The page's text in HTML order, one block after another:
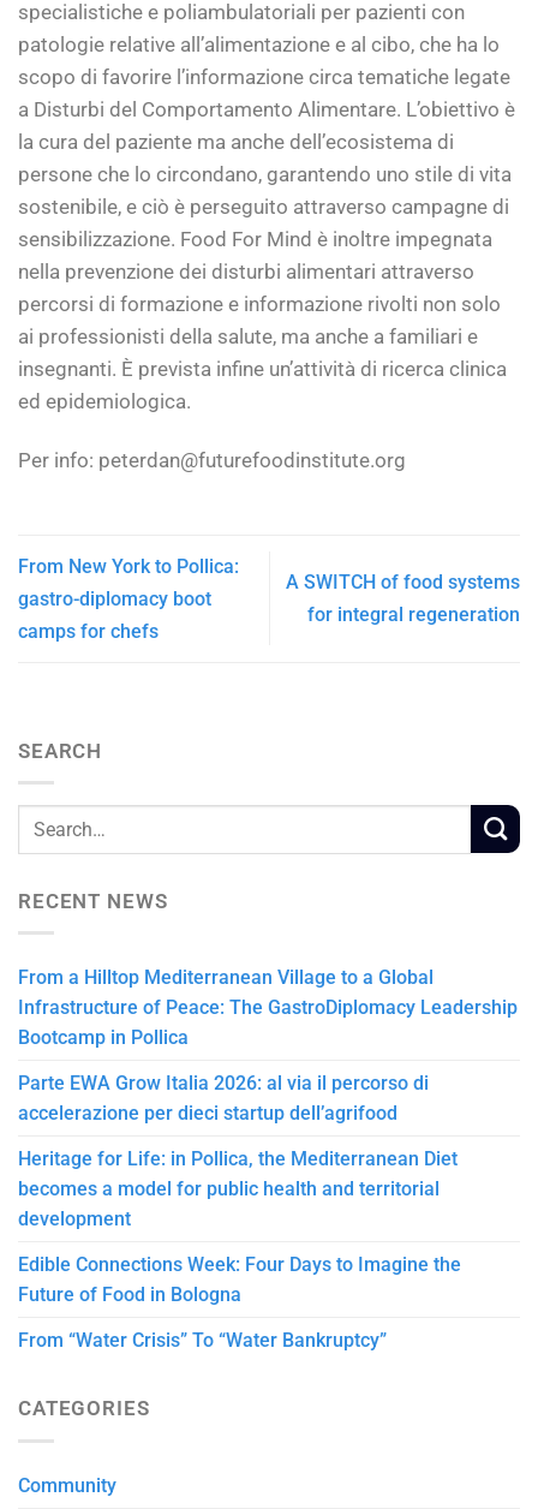
specialistiche e poliambulatoriali per pazienti con
patologie relative all’alimentazione e al cibo, che ha lo
scopo di favorire l’informazione circa tematiche legate
a Disturbi del Comportamento Alimentare. L’obiettivo è
la cura del paziente ma anche dell’ecosistema di
persone che lo circondano, garantendo uno stile di vita
sostenibile, e ciò è perseguito attraverso campagne di
sensibilizzazione. Food For Mind è inoltre impegnata
nella prevenzione dei disturbi alimentari attraverso
percorsi di formazione e informazione rivolti non solo
ai professionisti della salute, ma anche a familiari e
insegnanti. È prevista infine un’attività di ricerca clinica
ed epidemiologica.
Per info: peterdan@futurefoodinstitute.org
From New York to Pollica:
gastro-diplomacy boot
camps for chefs
A SWITCH of food systems
for integral regeneration
SEARCH
RECENT NEWS
From a Hilltop Mediterranean Village to a Global
Infrastructure of Peace: The GastroDiplomacy Leadership
Bootcamp in Pollica
Parte EWA Grow Italia 2026: al via il percorso di
accelerazione per dieci startup dell’agrifood
Heritage for Life: in Pollica, the Mediterranean Diet
becomes a model for public health and territorial
development
Edible Connections Week: Four Days to Imagine the
Future of Food in Bologna
From “Water Crisis” To “Water Bankruptcy”
CATEGORIES
Community